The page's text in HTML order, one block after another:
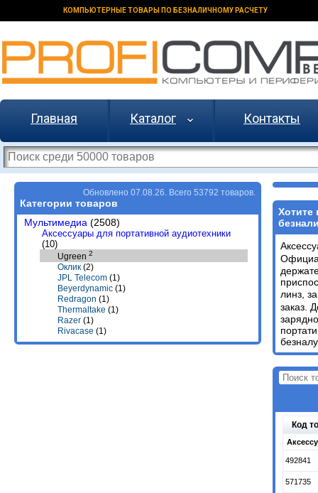
КОМПЬЮТЕРНЫЕ ТОВАРЫ ПО БЕЗНАЛИЧНОМУ РАСЧЕТУ
Главная Каталог Контакты
Обновлено 07.08.26. Всего 53792 товаров.
Категории товаров
Мультимедиа (2508)
Аксессуары для портативной аудиотехники
(10)
Ugreen 2
Оклик (2)
JPL Telecom (1)
Beyerdynamic (1)
Redragon (1)
Thermaltake (1)
Razer (1)
Rivacase (1)
Хотите
линз,
заказ.
Код
492841
571735